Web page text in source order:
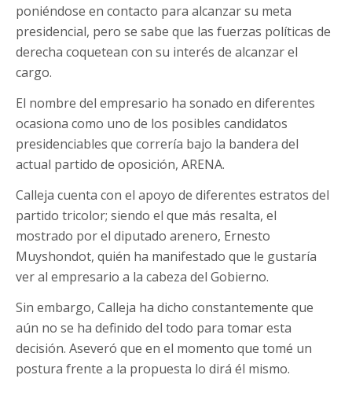
poniéndose en contacto para alcanzar su meta
presidencial, pero se sabe que las fuerzas políticas de
derecha coquetean con su interés de alcanzar el
cargo.
El nombre del empresario ha sonado en diferentes
ocasiona como uno de los posibles candidatos
presidenciables que correría bajo la bandera del
actual partido de oposición, ARENA.
Calleja cuenta con el apoyo de diferentes estratos del
partido tricolor; siendo el que más resalta, el
mostrado por el diputado arenero, Ernesto
Muyshondot, quién ha manifestado que le gustaría
ver al empresario a la cabeza del Gobierno.
Sin embargo, Calleja ha dicho constantemente que
aún no se ha definido del todo para tomar esta
decisión. Aseveró que en el momento que tomé un
postura frente a la propuesta lo dirá él mismo.